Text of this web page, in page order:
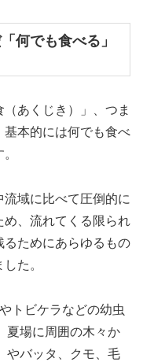
何でも食べる」
あくじき）」、つま
基本的には何でも食べ
域に比べて圧倒的に
、流れてくる限られ
ためにあらゆるもの
た。
トビケラなどの幼虫
夏場に周囲の木々か
やバッタ、クモ、毛